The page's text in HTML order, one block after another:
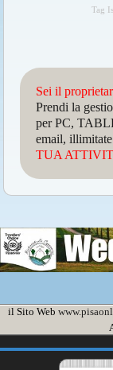
Tag
Sei il
Prendi la
per PC,
email,
TUA
il Sito Web